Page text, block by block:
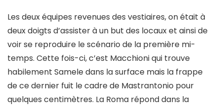
Les deux équipes revenues des vestiaires, on était à
deux doigts d’assister à un but des locaux et ainsi de
voir se reproduire le scénario de la première mi-
temps. Cette fois-ci, c’est Macchioni qui trouve
habilement Samele dans la surface mais la frappe
de ce dernier fuit le cadre de Mastrantonio pour
quelques centimètres. La Roma répond dans la